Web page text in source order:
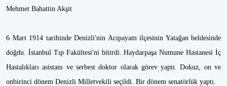
Mehmet Bahattin Akşit
6 Mart 1914 tarihinde Denizli'nin Acıpayam ilçesinin Yatağan beldesinde
doğdu. İstanbul Tıp Fakültesi'ni bitirdi. Haydarpaşa Numune Hastanesi İç
Hastalıkları asistanı ve serbest doktor olarak görev yaptı. Dokuz, on ve
onbirinci dönem Denizli Milletvekili seçildi. Bir dönem senatörlük yaptı.